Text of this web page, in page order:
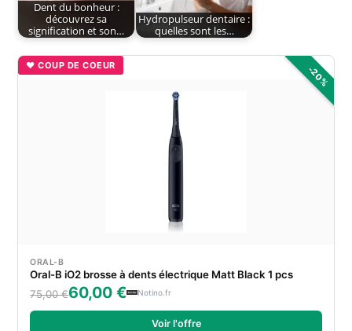
Dent du bonheur :
découvrez sa
signification et son…
Hydropulseur dentaire :
quelles sont les…
-20%
♥ COUP DE COEUR
ORAL-B
Oral-B iO2 brosse à dents électrique Matt Black 1 pcs
75,00 €60,00 € Notino.fr
Voir l'offre